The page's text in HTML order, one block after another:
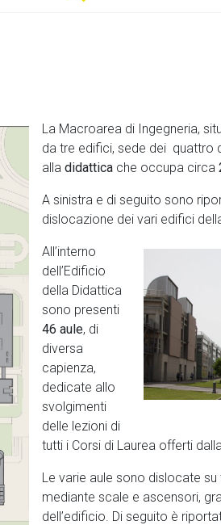
La Macroarea di Ingegneria,
da tre edifici, sede dei quattro
alla didattica che occupa circa
A sinistra e di seguito sono
dislocazione dei vari edifici
All’interno
dell’Edificio
della Didattica
sono presenti
46 aule, di
diversa
capienza,
dedicate allo
svolgimenti
delle lezioni di
tutti i Corsi di Laurea offerti
Le varie aule sono dislocate
mediante scale e ascensori,
dell’edificio. Di seguito è